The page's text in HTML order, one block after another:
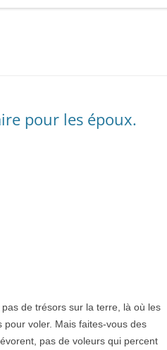
pour les époux.
de trésors sur la terre, là où les
voler. Mais faites-vous des
pas de voleurs qui percent